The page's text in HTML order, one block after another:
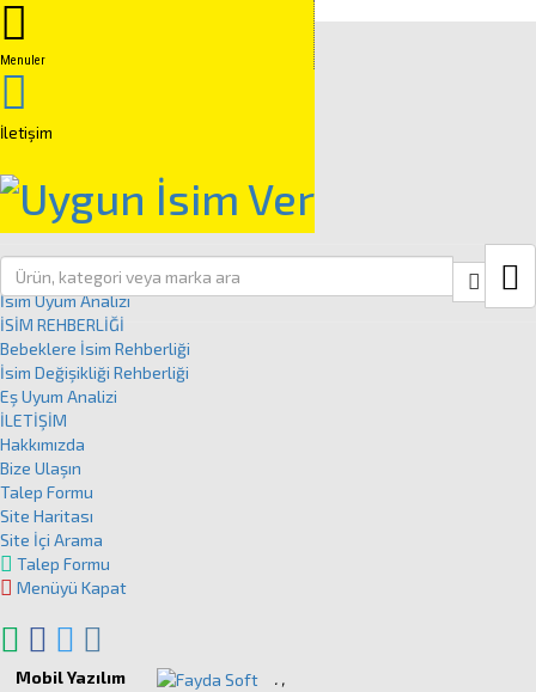
Menuler
İletişim
Anasayfa
İSİM GRUPLARI
Kuranda Geçen İsimler
Peygamber İsimleri
Kız İsimleri
İSİM ANALİZİ
İsim Analizi Nedir?
İSİM UYUM ANALİZİ
İsim Uyum Analizi
İSİM REHBERLİĞİ
Bebeklere İsim Rehberliği
İsim Değişikliği Rehberliği
Eş Uyum Analizi
İLETİŞİM
Hakkımızda
Bize Ulaşın
Talep Formu
Site Haritası
Site İçi Arama
Talep Formu
Menüyü Kapat
Mobil Yazılım . ,